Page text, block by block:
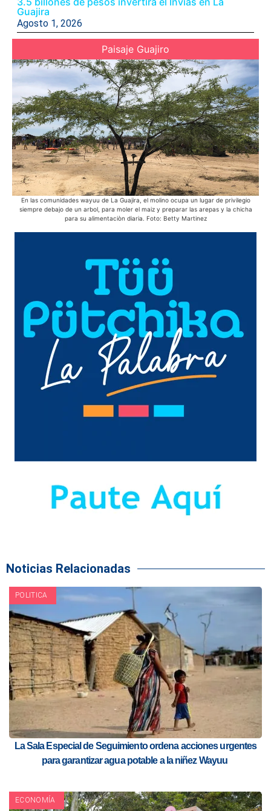
Guajira
Agosto 1, 2026
Paisaje Guajiro
En las comunidades wayuu de La Guajira, el molino ocupa un lugar de privilegio
siempre debajo de un arbol, para moler el maiz y preparar las arepas y la chicha
para su alimentaciòn diaria. Foto: Betty Martinez
Noticias Relacionadas
POLITICA
La Sala Especial de Seguimiento ordena acciones urgentes
para garantizar agua potable a la niñez Wayuu
ECONOMÍA